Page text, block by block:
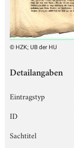
© HZK; UB der HU
Detailangaben
Eintragstyp
ID
Sachtitel